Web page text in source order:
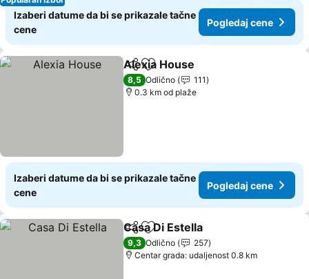
Izaberi datume da bi se prikazale tačne
cene
Pogledaj cene
Deli Dodati u favorite
Alexia House
8,5 Odlično
111
0.3 km od plaže
Izaberi datume da bi se prikazale tačne
cene
Pogledaj cene
Deli Dodati u favorite
Casa Di Estella
9,3 Odlično
257
Centar grada: udaljenost 0.8 km